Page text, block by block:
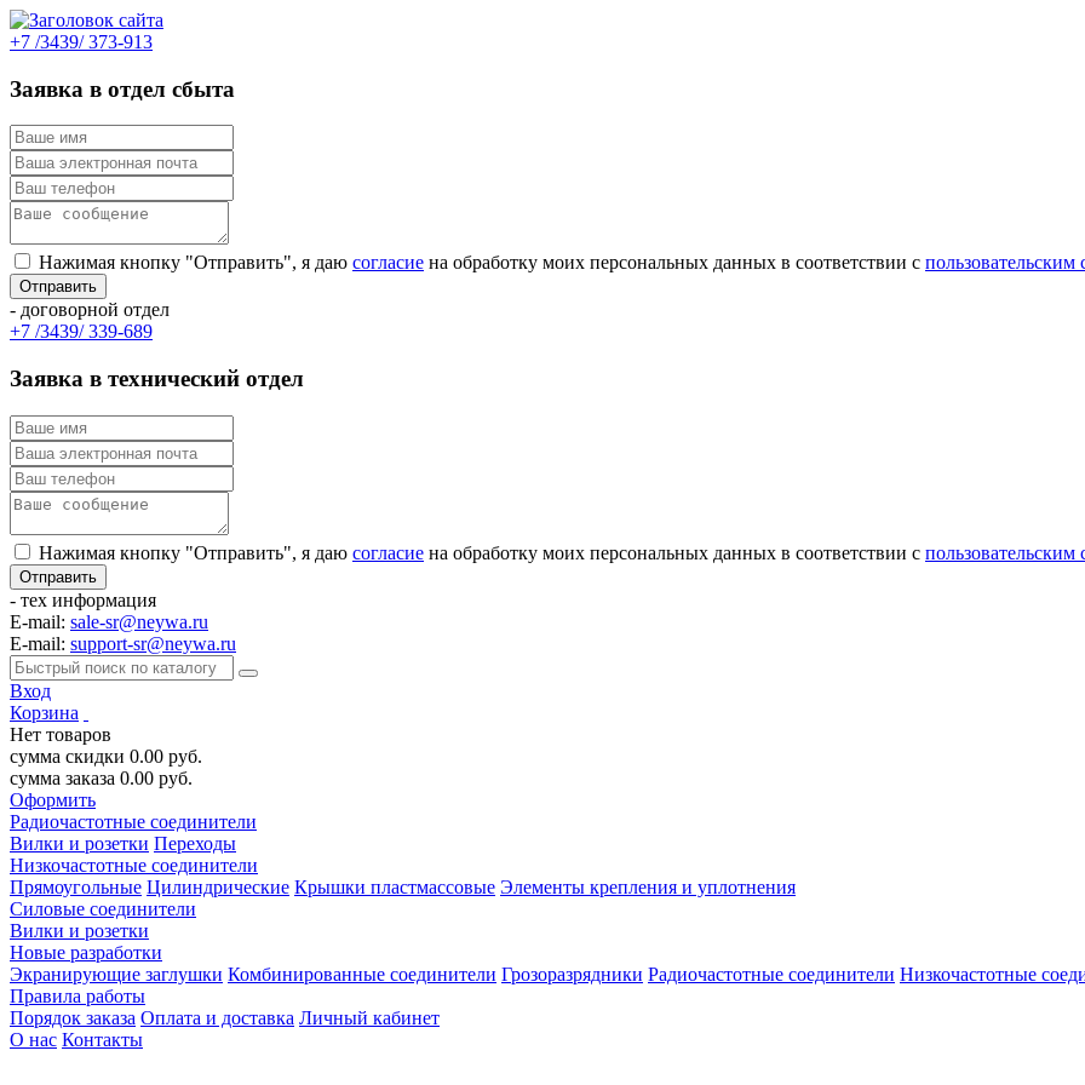
+7 /3439/ 373-913
Заявка в отдел сбыта
Нажимая кнопку "Отправить", я даю согласие на обработку моих персональных данных в соответствии с пользовательским
- договорной отдел
+7 /3439/ 339-689
Заявка в технический отдел
Нажимая кнопку "Отправить", я даю согласие на обработку моих персональных данных в соответствии с пользовательским
- тех информация
E-mail: sale-sr@neywa.ru
E-mail: support-sr@neywa.ru
Вход
Корзина
Нет товаров
сумма скидки 0.00 руб.
сумма заказа 0.00 руб.
Оформить
Радиочастотные соединители
Вилки и розетки Переходы
Низкочастотные соединители
Прямоугольные Цилиндрические Крышки пластмассовые Элементы крепления и уплотнения
Силовые соединители
Вилки и розетки
Новые разработки
Экранирующие заглушки Комбинированные соединители Грозоразрядники Радиочастотные соединители Низкочастотные
Правила работы
Порядок заказа Оплата и доставка Личный кабинет
О нас Контакты